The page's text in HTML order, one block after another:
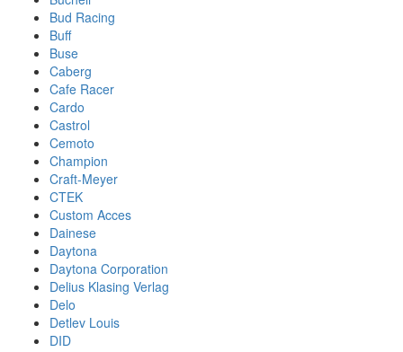
Bud Racing
Buff
Buse
Caberg
Cafe Racer
Cardo
Castrol
Cemoto
Champion
Craft-Meyer
CTEK
Custom Acces
Dainese
Daytona
Daytona Corporation
Delius Klasing Verlag
Delo
Detlev Louis
DID